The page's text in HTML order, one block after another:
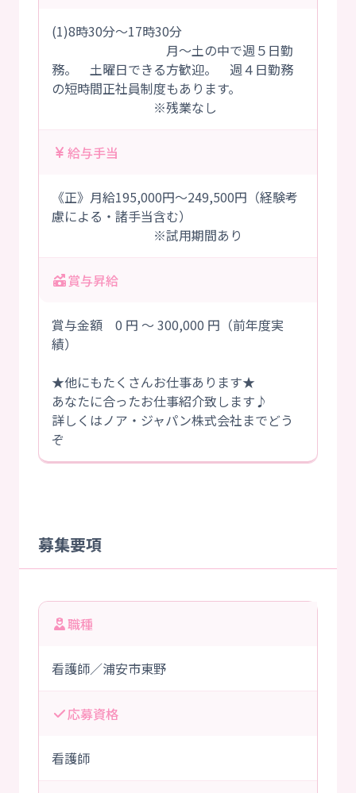
(1)8時30分～17時30分
月～土の中で週５日勤
務。 土曜日できる方歓迎。 週４日勤務
の短時間正社員制度もあります。
※残業なし
給与手当
《正》月給195,000円～249,500円（経験考
慮による・諸手当含む）
※試用期間あり
賞与昇給
賞与金額 0 円 ～ 300,000 円（前年度実
績）
★他にもたくさんお仕事あります★
あなたに合ったお仕事紹介致します♪
詳しくはノア・ジャパン株式会社までどう
ぞ
募集要項
職種
看護師／浦安市東野
応募資格
看護師